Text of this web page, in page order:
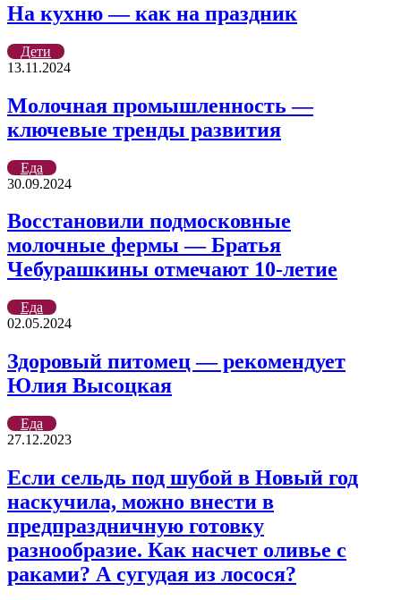
На кухню — как на праздник
Дети
13.11.2024
Молочная промышленность —
ключевые тренды развития
Еда
30.09.2024
Восстановили подмосковные
молочные фермы — Братья
Чебурашкины отмечают 10-летие
Еда
02.05.2024
Здоровый питомец — рекомендует
Юлия Высоцкая
Еда
27.12.2023
Если сельдь под шубой в Новый год
наскучила, можно внести в
предпраздничную готовку
разнообразие. Как насчет оливье с
раками? А сугудая из лосося?